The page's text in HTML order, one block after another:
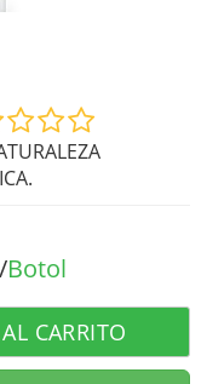
/Botol
CARRITO